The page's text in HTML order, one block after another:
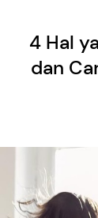
4 Hal
dan